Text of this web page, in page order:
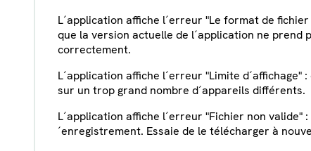
L´application affiche l´erreur "Le format de
que la version actuelle de l´application ne prend
correctement.
L´application affiche l´erreur "Limite
sur un trop grand nombre d´appareils différents.
L´application affiche l´erreur "Fichier non
´enregistrement. Essaie de le télécharger à